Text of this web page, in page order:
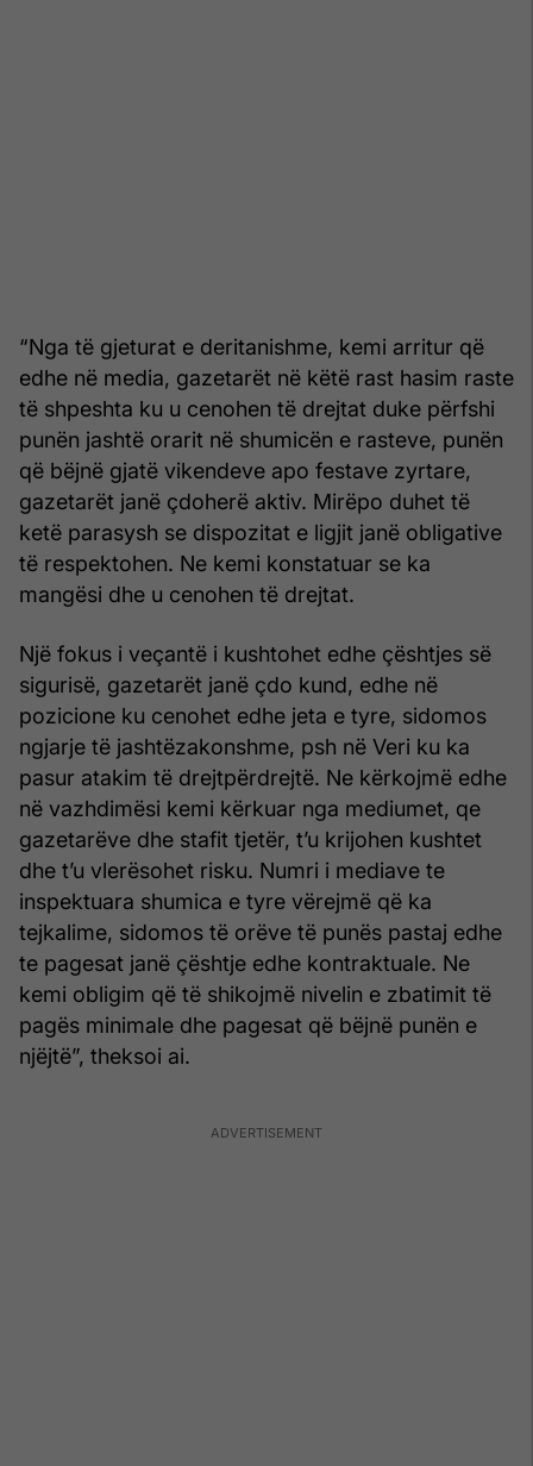
“Nga të gjeturat e deritanishme, kemi arritur që
edhe në media, gazetarët në këtë rast hasim raste
të shpeshta ku u cenohen të drejtat duke përfshi
punën jashtë orarit në shumicën e rasteve, punën
që bëjnë gjatë vikendeve apo festave zyrtare,
gazetarët janë çdoherë aktiv. Mirëpo duhet të
ketë parasysh se dispozitat e ligjit janë obligative
të respektohen. Ne kemi konstatuar se ka
mangësi dhe u cenohen të drejtat.
Një fokus i veçantë i kushtohet edhe çështjes së
sigurisë, gazetarët janë çdo kund, edhe në
pozicione ku cenohet edhe jeta e tyre, sidomos
ngjarje të jashtëzakonshme, psh në Veri ku ka
pasur atakim të drejtpërdrejtë. Ne kërkojmë edhe
në vazhdimësi kemi kërkuar nga mediumet, qe
gazetarëve dhe stafit tjetër, t’u krijohen kushtet
dhe t’u vlerësohet risku. Numri i mediave te
inspektuara shumica e tyre vërejmë që ka
tejkalime, sidomos të orëve të punës pastaj edhe
te pagesat janë çështje edhe kontraktuale. Ne
kemi obligim që të shikojmë nivelin e zbatimit të
pagës minimale dhe pagesat që bëjnë punën e
njëjtë”, theksoi ai.